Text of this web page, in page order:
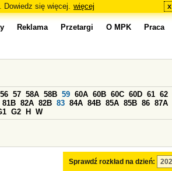
Dowiedz się więcej. więcej x
Reklama Przetargi O MPK Praca
Sprawdź rozkład na dzień:
56 57 58A 58B 59 60A 60B 60C 60D 61 62
81B 82A 82B 83 84A 84B 85A 85B 86 87A
G2 H W